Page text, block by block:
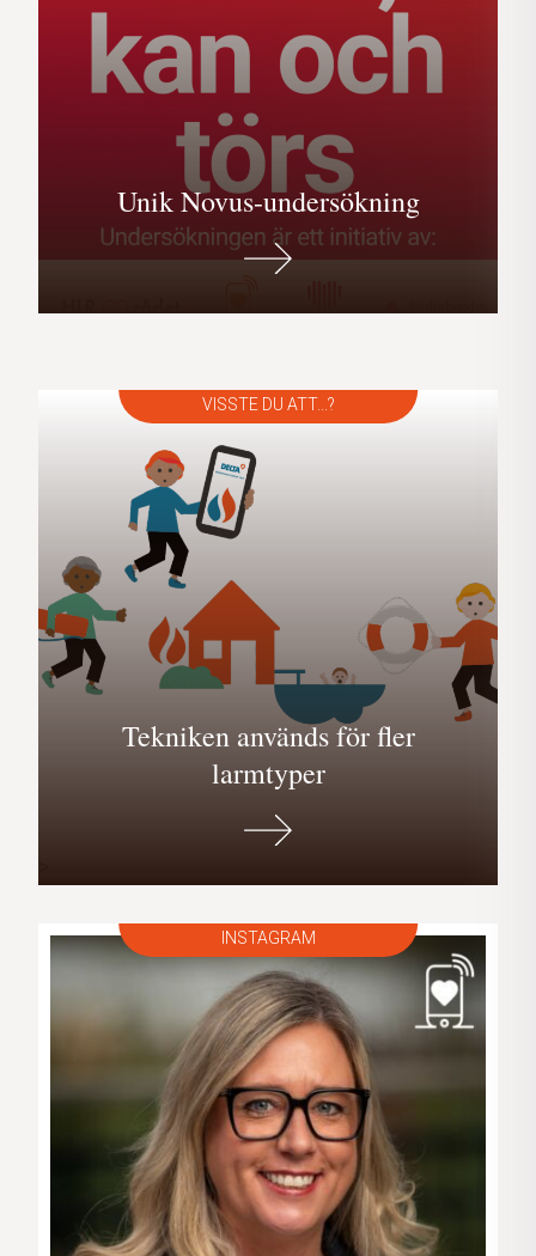
Unik Novus-undersökning
VISSTE DU ATT...?
Tekniken används för fler
larmtyper
INSTAGRAM